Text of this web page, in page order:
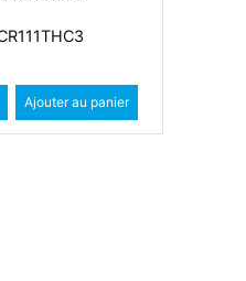
Quantité
Augmenter quantité
quantité
Ajouter au panier